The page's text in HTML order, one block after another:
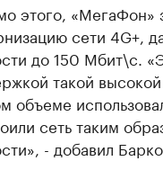
этого, «МегаФон»
сети 4G+,
до 150 Мбит\с.
такой
объеме
сеть таким
- добавил